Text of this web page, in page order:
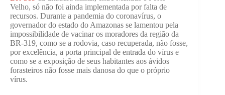
Velho, só não foi ainda implementada por falta de
recursos. Durante a pandemia do coronavírus, o
governador do estado do Amazonas se lamentou pela
impossibilidade de vacinar os moradores da região da
BR-319, como se a rodovia, caso recuperada, não fosse,
por excelência, a porta principal de entrada do vírus e
como se a exposição de seus habitantes aos ávidos
forasteiros não fosse mais danosa do que o próprio
vírus.